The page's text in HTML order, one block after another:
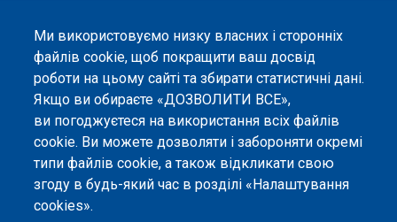
Ми використовуємо низку власних і сторонніх
файлів cookie, щоб покращити ваш досвід
роботи на цьому сайті та збирати статистичні дані.
Якщо ви обираєте «ДОЗВОЛИТИ ВСЕ»,
ви погоджуєтеся на використання всіх файлів
cookie. Ви можете дозволяти і забороняти окремі
типи файлів cookie, а також відкликати свою
згоду в будь-який час в розділі «Налаштування
cookies».
Peers International, платформа відкритого
рецензування, 2023-2026. |Налаштування файлів
cookie.
Вміст сайту опубліковано на умовах ліцензії «Із
Зазначенням Авторства 4.0 Міжнародна», якщо не
вказано інше.